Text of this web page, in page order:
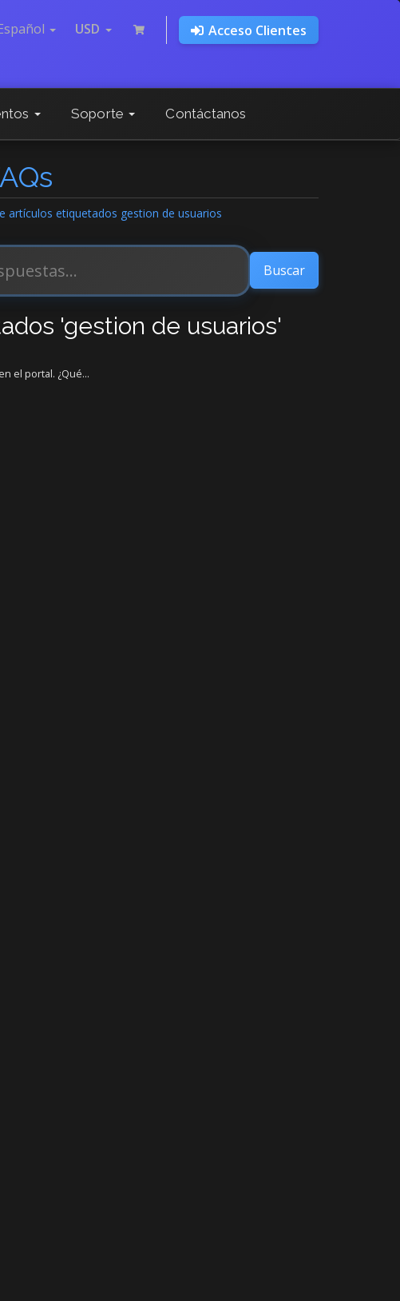
USD Acceso Clientes
Soporte Contáctanos
artículos etiquetados gestion de usuarios
'gestion de usuarios'
el portal. ¿Qué...